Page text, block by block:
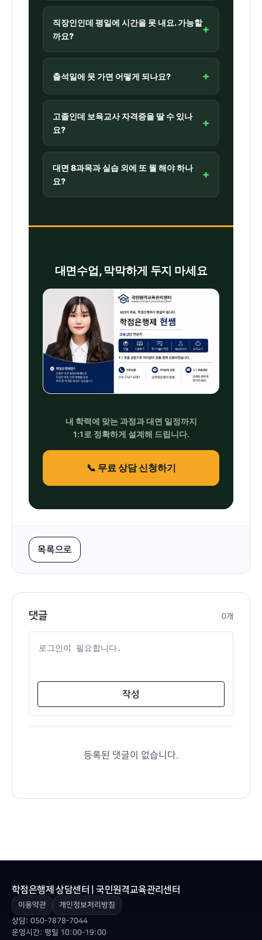
대면 8과목은 출석수업과 출석시험을 직접
이수해야 학점이 인정됩니다. 출석수업대체
시험 신청은 불가하며, 일부 교육원이 운영
별로 다르므로 사전 확인이 필요합니다.
직장인인데 평일에 시간을 못 내요. 가능할
까요?
+
대부분 주말(토·일)에 진행되고, 과목당 하
루 출석이면 됩니다. 8과목을 한 학기에 몰
아 듣지 않고 학기에 나눠 설계하면 직장과
병행이 충분히 가능합니다.
출석일에 못 가면 어떻게 되나요? +
해당 과목은 그 차수에서 학점 인정이 되지
않습니다. 다만 사전 연락 등 조건을 충족하
면 다음 차수 무료 재수강을 제공하는 교육
니다.
고졸인데 보육교사 자격증을 딸 수 있나
요?
+
가능합니다. 보육교사 2급은 전문대졸 이상
학력이 전제라, 고졸이라면 학점은행제로 전
문학사 학력을 먼저 만들면 됩니다. 학력과
대면 8과목과 실습 외에 또 뭘 해야 하나
요?
+
수 기준과 필수·선택 과목 구성이 있어, 잘못
대면수업, 막막하게 두지 마세요
내 학력에 맞는 과정과 대면 일정까지
1:1로 정확하게 설계해 드립니다.
📞 무료 상담 신청하기
목록으로
댓글 0개
댓글 내용
작성
등록된 댓글이 없습니다.
학점은행제 상담센터 | 국민원격교육관리센터
이용약관
개인정보처리방침
상담: 050-7878-7044
운영시간: 평일 10:00-19:00